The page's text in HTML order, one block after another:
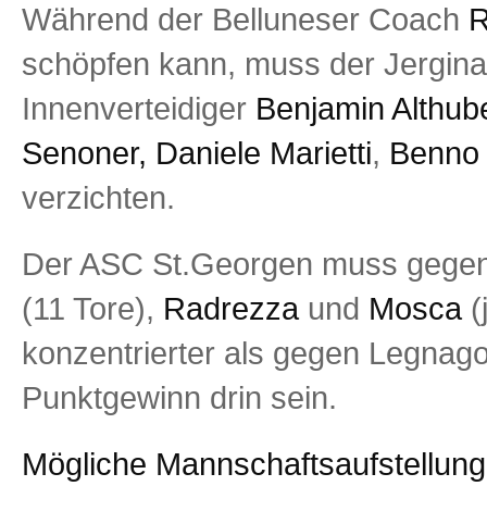
Während der Belluneser Coach
schöpfen kann, muss der
Innenverteidiger Benjamin
Senoner, Daniele Marietti,
verzichten.
Der ASC St.Georgen muss
(11 Tore), Radrezzaund Mosca
konzentrierter als gegen
Punktgewinn drin sein.
Mögliche